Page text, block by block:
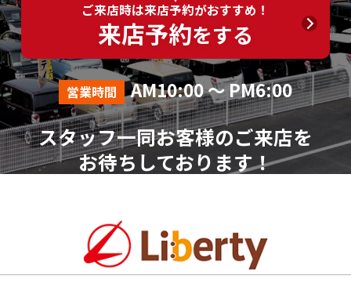
ご来店時は来店予約がおすすめ！
来店予約をする
営業時間 AM10:00 ～ PM6:00
スタッフ一同お客様のご来店を
お待ちしております！